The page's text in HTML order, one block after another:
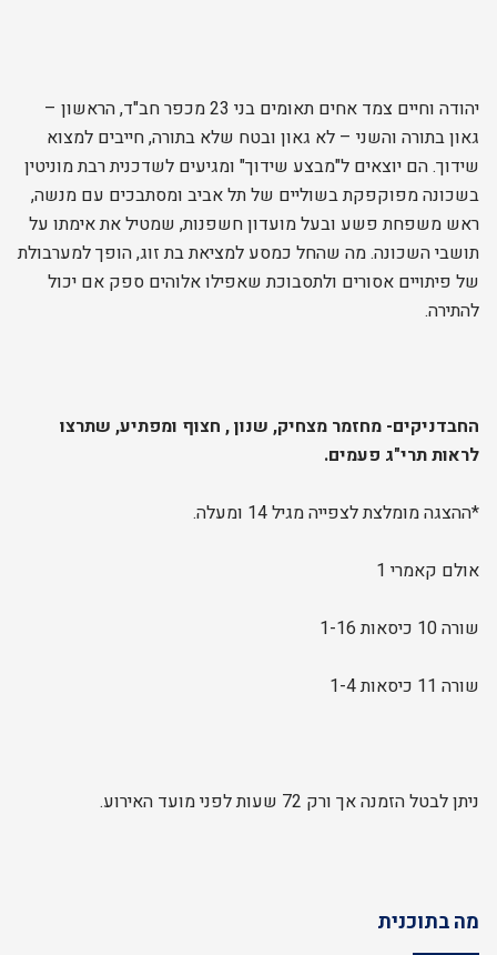
יהודה וחיים צמד אחים תאומים בני 23 מכפר חב"ד, הראשון –
גאון בתורה והשני – לא גאון ובטח שלא בתורה, חייבים למצוא
שידוך. הם יוצאים ל"מבצע שידוך" ומגיעים לשדכנית רבת מוניטין
בשכונה מפוקפקת בשוליים של תל אביב ומסתבכים עם מנשה,
ראש משפחת פשע ובעל מועדון חשפנות, שמטיל את אימתו על
תושבי השכונה. מה שהחל כמסע למציאת בת זוג, הופך למערבולת
של פיתויים אסורים ולתסבוכת שאפילו אלוהים ספק אם יכול
להתירה.
החבדניקים- מחזמר מצחיק, שנון , חצוף ומפתיע, שתרצו
לראות תרי"ג פעמים.
*ההצגה מומלצת לצפייה מגיל 14 ומעלה.
אולם קאמרי 1
שורה 10 כיסאות 1-16
שורה 11 כיסאות 1-4
ניתן לבטל הזמנה אך ורק 72 שעות לפני מועד האירוע.
מה בתוכנית